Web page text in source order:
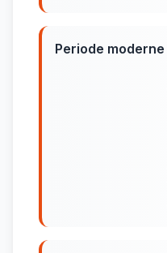
Periode moderne